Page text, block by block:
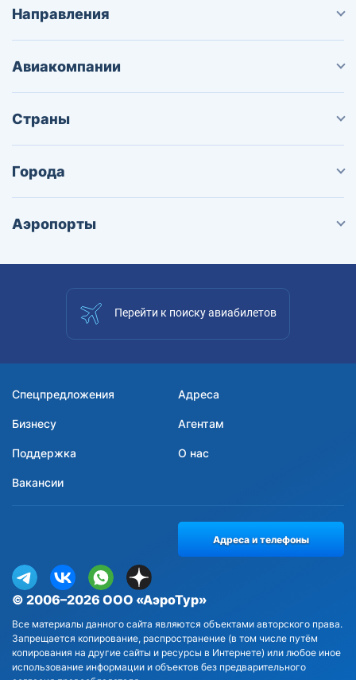
Направления
Авиакомпании
Страны
Города
Аэропорты
Перейти к поиску авиабилетов
Спецпредложения Адреса
Бизнесу Агентам
Поддержка О нас
Вакансии
© 2006–2026 ООО «АэроТур»
Все материалы данного сайта являются объектами авторского права.
Запрещается копирование, распространение (в том числе путём
копирования на другие сайты и ресурсы в Интернете) или любое иное
использование информации и объектов без предварительного
Адреса и телефоны